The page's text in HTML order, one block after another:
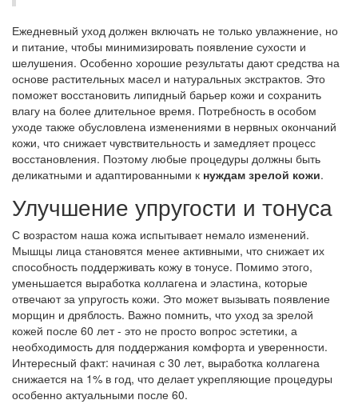
Ежедневный уход должен включать не только увлажнение, но
и питание, чтобы минимизировать появление сухости и
шелушения. Особенно хорошие результаты дают средства на
основе растительных масел и натуральных экстрактов. Это
поможет восстановить липидный барьер кожи и сохранить
влагу на более длительное время. Потребность в особом
уходе также обусловлена изменениями в нервных окончаний
кожи, что снижает чувствительность и замедляет процесс
восстановления. Поэтому любые процедуры должны быть
деликатными и адаптированными к нуждам зрелой кожи.
Улучшение упругости и тонуса
С возрастом наша кожа испытывает немало изменений.
Мышцы лица становятся менее активными, что снижает их
способность поддерживать кожу в тонусе. Помимо этого,
уменьшается выработка коллагена и эластина, которые
отвечают за упругость кожи. Это может вызывать появление
морщин и дряблость. Важно помнить, что уход за зрелой
кожей после 60 лет - это не просто вопрос эстетики, а
необходимость для поддержания комфорта и уверенности.
Интересный факт: начиная с 30 лет, выработка коллагена
снижается на 1% в год, что делает укрепляющие процедуры
особенно актуальными после 60.